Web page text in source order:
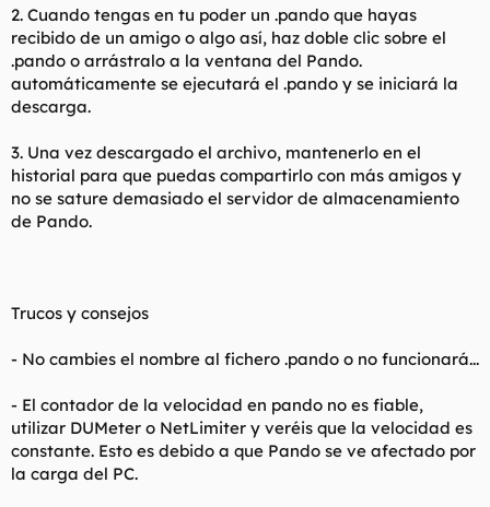
2. Cuando tengas en tu poder un .pando que hayas
recibido de un amigo o algo así, haz doble clic sobre el
.pando o arrástralo a la ventana del Pando.
automáticamente se ejecutará el .pando y se iniciará la
descarga.
3. Una vez descargado el archivo, mantenerlo en el
historial para que puedas compartirlo con más amigos y
no se sature demasiado el servidor de almacenamiento
de Pando.
Trucos y consejos
- No cambies el nombre al fichero .pando o no funcionará...
- El contador de la velocidad en pando no es fiable,
utilizar DUMeter o NetLimiter y veréis que la velocidad es
constante. Esto es debido a que Pando se ve afectado por
la carga del PC.